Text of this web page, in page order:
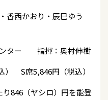
香西かおり・辰巳ゆう
ンター 指揮：奥村伸樹
） S席5,846円（税込）
846（ヤシロ）円を能登